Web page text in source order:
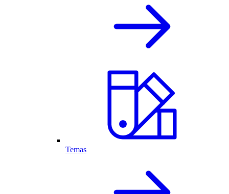
Temas